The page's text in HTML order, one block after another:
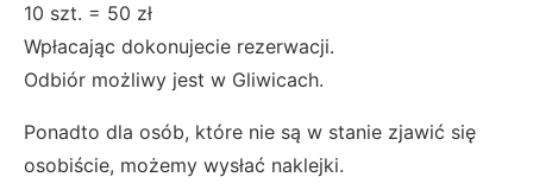
10 szt. = 50 zł
Wpłacając dokonujecie rezerwacji.
Odbiór możliwy jest w Gliwicach.
Ponadto dla osób, które nie są w stanie zjawić się
osobiście, możemy wysłać naklejki.